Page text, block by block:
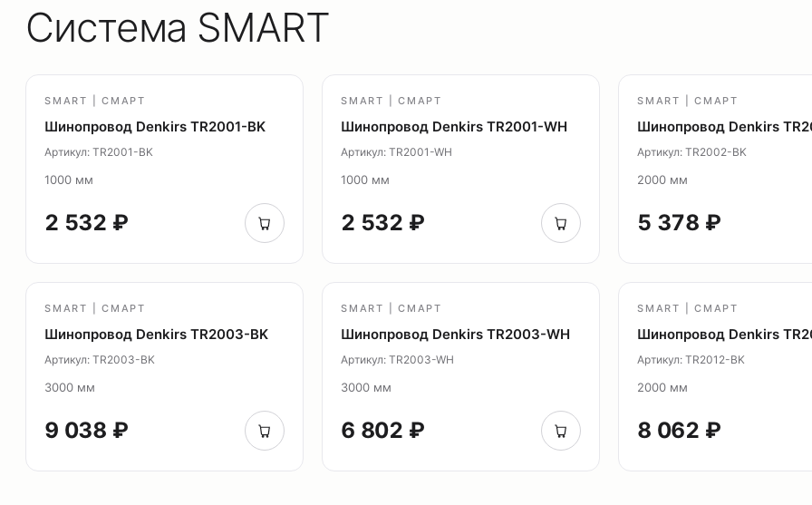
Система SMART
SMART | СМАРТ
Шинопровод Denkirs TR2001-BK
Артикул: TR2001-BK
1000 мм
2 532 ₽
SMART | СМАРТ
Шинопровод Denkirs TR2001-WH
Артикул: TR2001-WH
1000 мм
2 532 ₽
SMART | СМАРТ
Шинопровод Denkirs
Артикул: TR2002-BK
2000 мм
5 378 ₽
SMART | СМАРТ
Шинопровод Denkirs TR2003-BK
Артикул: TR2003-BK
3000 мм
9 038 ₽
SMART | СМАРТ
Шинопровод Denkirs TR2003-WH
Артикул: TR2003-WH
3000 мм
6 802 ₽
SMART | СМАРТ
Шинопровод Denkirs
Артикул: TR2012-BK
2000 мм
8 062 ₽